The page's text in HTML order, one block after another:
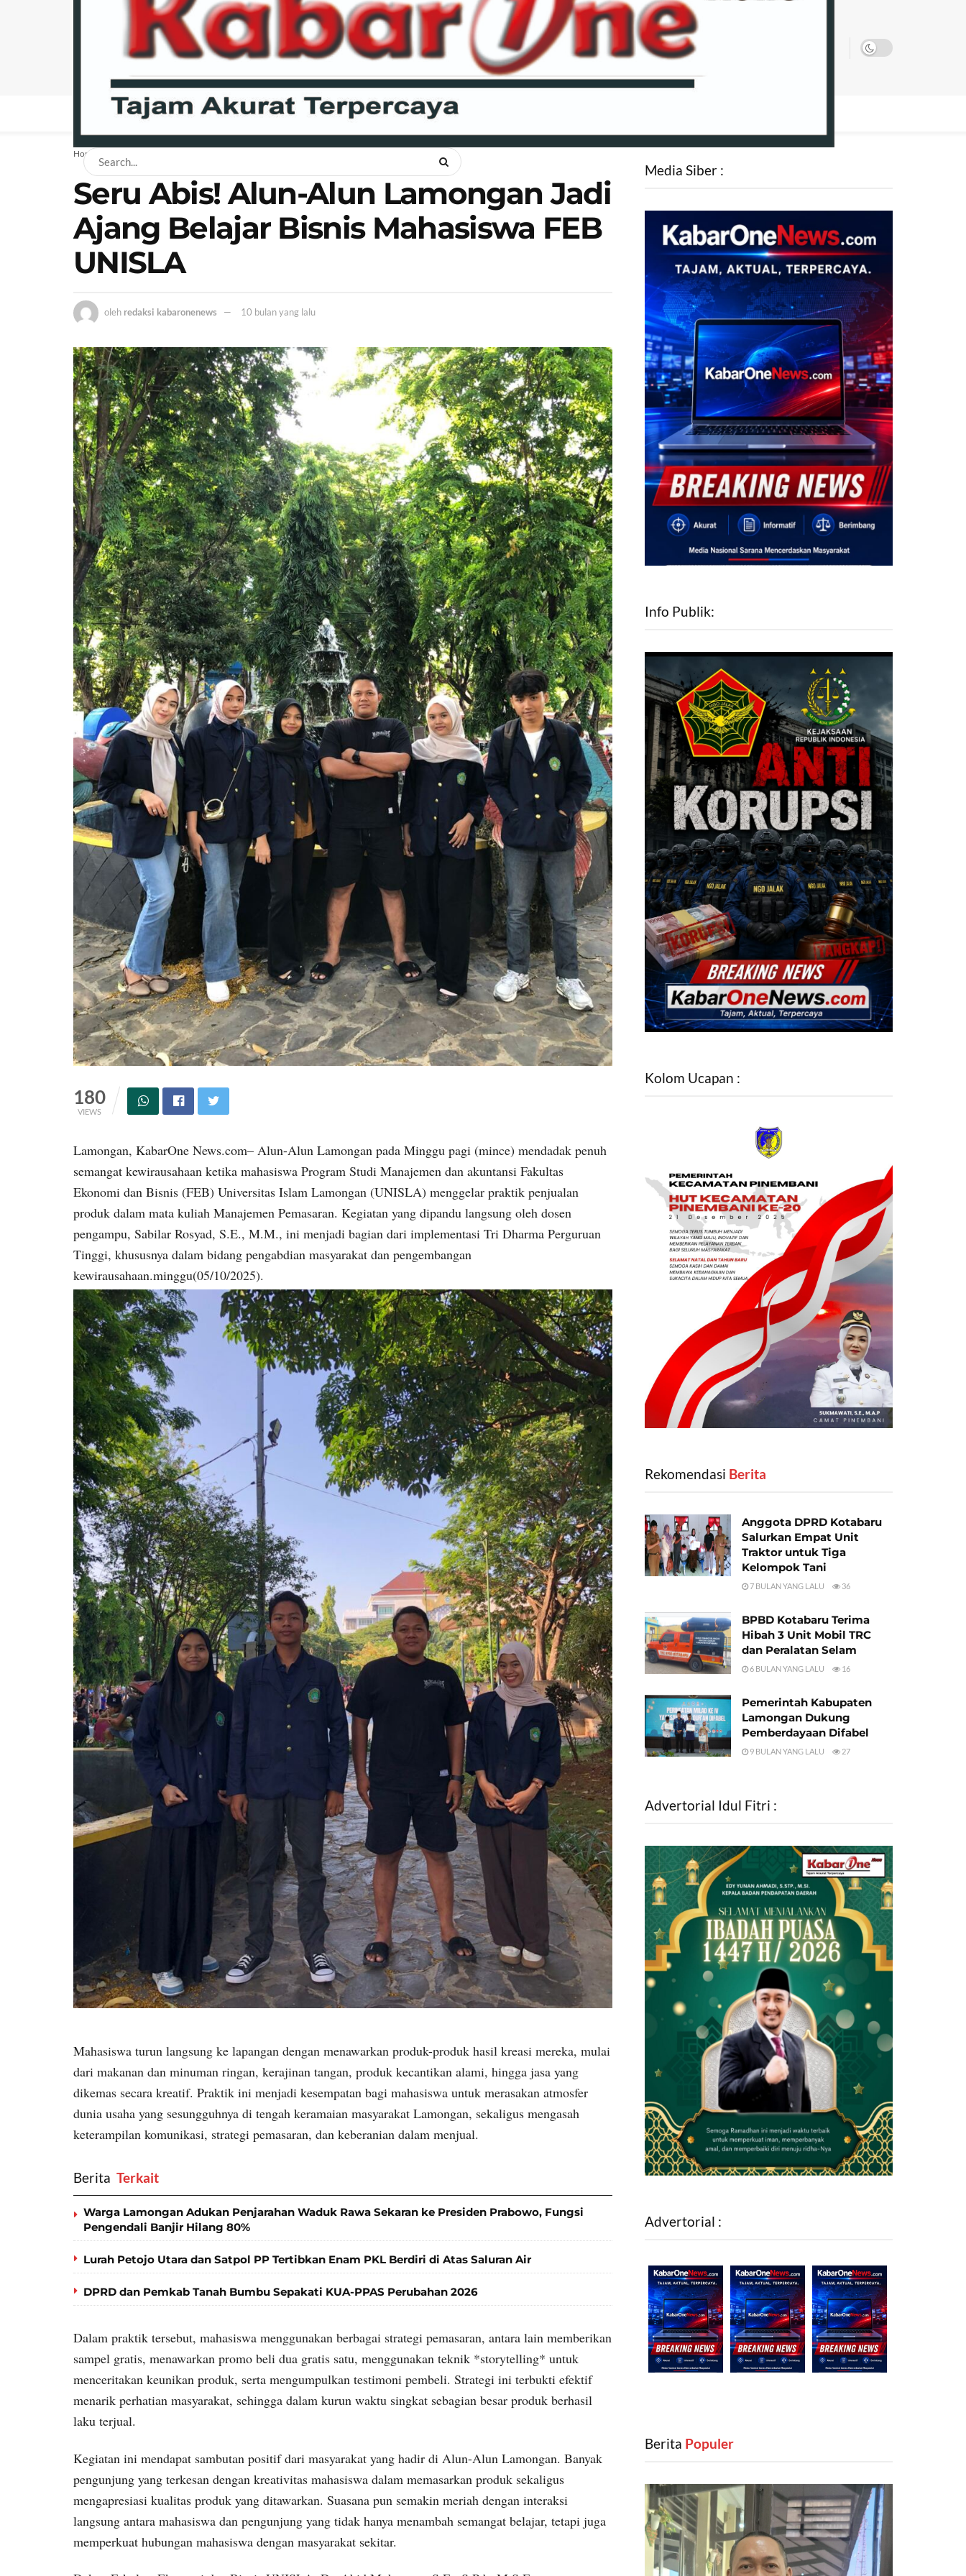
BERANDA NEWS BISNIS EKONOMI HANKAM OPINI HUKUM
Home
Seru Abis! Alun-Alun Lamongan Jadi
Ajang Belajar Bisnis Mahasiswa FEB
UNISLA
oleh redaksi kabaronenews 10 bulan yang lalu
180
VIEWS
Lamongan, KabarOne News.com– Alun-Alun Lamongan pada Minggu pagi (mince) mendadak penuh
semangat kewirausahaan ketika mahasiswa Program Studi Manajemen dan akuntansi Fakultas
Ekonomi dan Bisnis (FEB) Universitas Islam Lamongan (UNISLA) menggelar praktik penjualan
produk dalam mata kuliah Manajemen Pemasaran. Kegiatan yang dipandu langsung oleh dosen
pengampu, Sabilar Rosyad, S.E., M.M., ini menjadi bagian dari implementasi Tri Dharma Perguruan
Tinggi, khususnya dalam bidang pengabdian masyarakat dan pengembangan
kewirausahaan.minggu(05/10/2025).
Mahasiswa turun langsung ke lapangan dengan menawarkan produk-produk hasil kreasi mereka, mulai
dari makanan dan minuman ringan, kerajinan tangan, produk kecantikan alami, hingga jasa yang
dikemas secara kreatif. Praktik ini menjadi kesempatan bagi mahasiswa untuk merasakan atmosfer
dunia usaha yang sesungguhnya di tengah keramaian masyarakat Lamongan, sekaligus mengasah
keterampilan komunikasi, strategi pemasaran, dan keberanian dalam menjual.
Berita ‎ Terkait
Warga Lamongan Adukan Penjarahan Waduk Rawa Sekaran ke Presiden Prabowo, Fungsi
Pengendali Banjir Hilang 80%
Lurah Petojo Utara dan Satpol PP Tertibkan Enam PKL Berdiri di Atas Saluran Air
DPRD dan Pemkab Tanah Bumbu Sepakati KUA-PPAS Perubahan 2026
Dalam praktik tersebut, mahasiswa menggunakan berbagai strategi pemasaran, antara lain memberikan
sampel gratis, menawarkan promo beli dua gratis satu, menggunakan teknik *storytelling* untuk
menceritakan keunikan produk, serta mengumpulkan testimoni pembeli. Strategi ini terbukti efektif
menarik perhatian masyarakat, sehingga dalam kurun waktu singkat sebagian besar produk berhasil
laku terjual.
Kegiatan ini mendapat sambutan positif dari masyarakat yang hadir di Alun-Alun Lamongan. Banyak
pengunjung yang terkesan dengan kreativitas mahasiswa dalam memasarkan produk sekaligus
mengapresiasi kualitas produk yang ditawarkan. Suasana pun semakin meriah dengan interaksi
langsung antara mahasiswa dan pengunjung yang tidak hanya menambah semangat belajar, tetapi juga
memperkuat hubungan mahasiswa dengan masyarakat sekitar.
Media Siber :
Info Publik:
Kolom Ucapan :
Rekomendasi ‎ Berita
Anggota DPRD Kotabaru
Salurkan Empat Unit
Traktor untuk Tiga
Kelompok Tani
7 BULAN YANG LALU 36
BPBD Kotabaru Terima
Hibah 3 Unit Mobil TRC
dan Peralatan Selam
6 BULAN YANG LALU 16
Pemerintah Kabupaten
Lamongan Dukung
Pemberdayaan Difabel
9 BULAN YANG LALU 27
Advertorial Idul Fitri :
Advertorial :
Berita ‎ Populer